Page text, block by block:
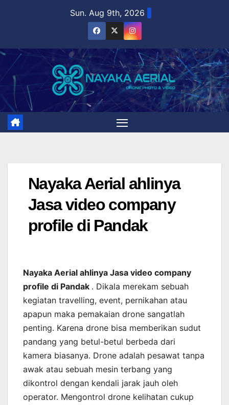
Sun. Aug 9th, 2026
Nayaka Aerial ahlinya
Jasa video company
profile di Pandak
Nayaka Aerial ahlinya Jasa video company
profile di Pandak . Dikala merekam sebuah
kegiatan travelling, event, pernikahan atau
apapun maka pemakaian drone sangatlah
penting. Karena drone bisa memberikan sudut
pandang yang betul-betul berbeda dari
kamera biasanya. Drone adalah pesawat tanpa
awak atau sebuah mesin terbang yang
dikontrol dengan kendali jarak jauh oleh
operator. Mengontrol drone kelihatan cukup